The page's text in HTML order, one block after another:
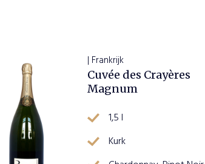
| Frankrijk
Cuvée des Crayères
Magnum
1,5 l
Kurk
PLAATS BESTELLING